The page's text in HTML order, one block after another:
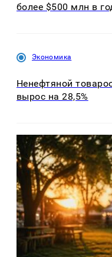
более $500 млн в
Экономика
Ненефтяной
вырос на 28,5%